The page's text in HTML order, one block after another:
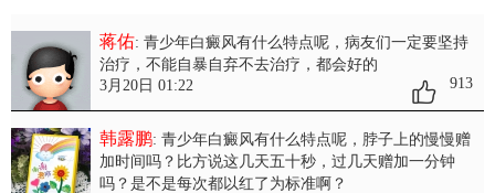
蒋佑: 青少年白癜风有什么特点呢 ，病友们一定要坚持
治疗，不能自暴自弃不去治疗，都会好的
3月20日 01:22
913
韩露鹏: 青少年白癜风有什么特点呢 ，脖子上的慢慢赠
加时间吗？比方说这几天五十秒，过几天赠加一分钟
吗？是不是每次都以红了为标准啊？